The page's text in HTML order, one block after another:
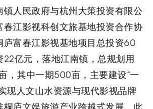
镇人民政府与杭州大策投资有限公
春江影视科创文旅基地投资合作协
庐富春江影视基地项目总投资60
22亿元，落地江南镇，总规划用
，其中一期500亩，主要建设“一
现人文山水资源与现代影视品牌